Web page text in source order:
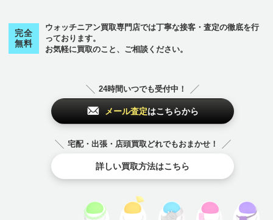
完全
無料
ウォッチニアン買取専門店では丁寧な接客・査定の徹底を行
っております。
お気軽に買取のこと、ご相談ください。
24時間いつでも受付中！
メール査定はこちらから
宅配・出張・店頭買取どれでもおまかせ！
詳しい買取方法はこちら